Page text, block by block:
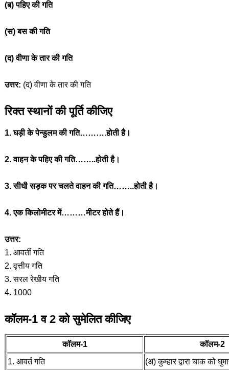
(ब) पहिए की गति
(स) बस की गति
(द) वीणा के तार की गति
उत्तर: (द) वीणा के तार की गति
रिक्त स्थानों की पूर्ति कीजिए
1. घड़ी के पेन्डुलम की गति……….होती है।
2. वाहन के पहिए की गति……..होती है।
3. सीधी सड़क पर चलते वाहन की गति……..होती है।
4. एक किलोमीटर में………मीटर होते हैं।
उत्तर:
1. आवर्ती गति
2. वृत्तीय गति
3. सरल रेखीय गति
4. 1000
कॉलम-1 व 2 को सुमेलित कीजिए
कॉलम-1
कॉलम-2
1. आवर्त गति
(अ) कुम्हार द्वारा चाक को